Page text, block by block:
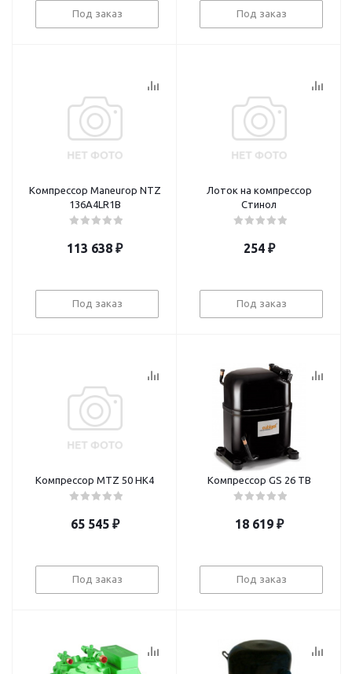
Под заказ Под заказ
Компрессор Maneurop NTZ
136A4LR1B
113 638 ₽
Под заказ
Лоток на компрессор
Стинол
254₽
Под заказ
Компрессор MTZ 50 HK4
65 545₽
Под заказ
Компрессор GS 26 TB
18 619₽
Под заказ